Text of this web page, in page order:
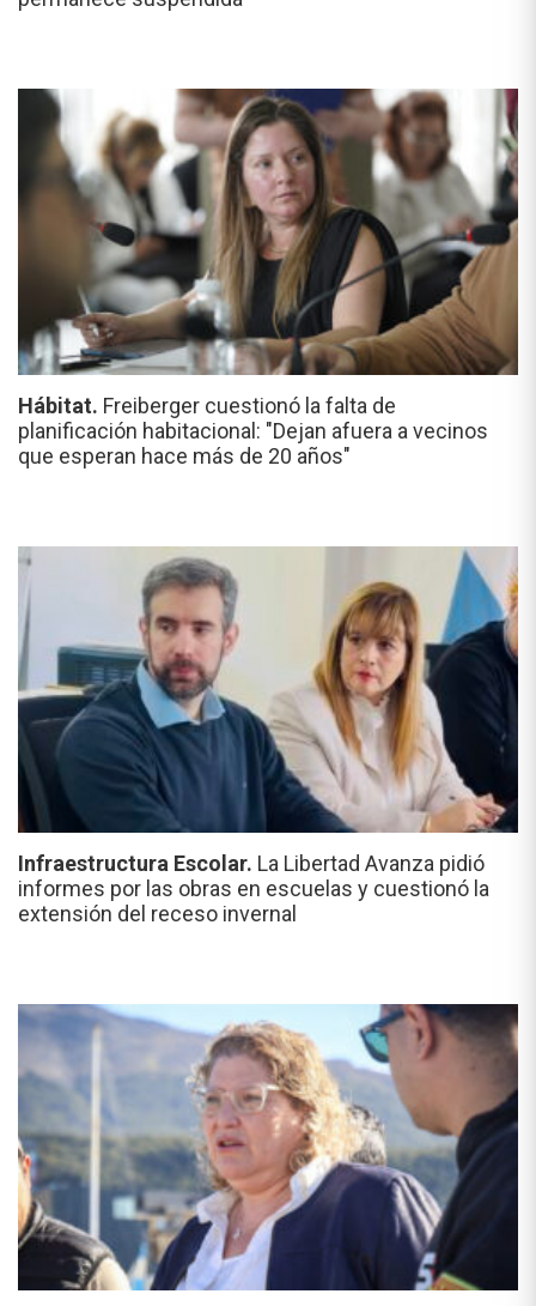
Hábitat. Freiberger cuestionó la falta de
planificación habitacional: "Dejan afuera a vecinos
que esperan hace más de 20 años"
Infraestructura Escolar. La Libertad Avanza pidió
informes por las obras en escuelas y cuestionó la
extensión del receso invernal